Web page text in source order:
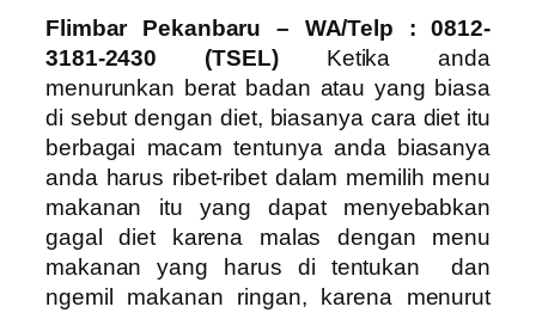
Flimbar Pekanbaru – WA/Telp : 0812-
3181-2430 (TSEL)Ketika anda
menurunkan berat badan atau yang biasa
di sebut dengan diet, biasanya cara diet itu
berbagai macam tentunya anda biasanya
anda harus ribet-ribet dalam memilih menu
makanan itu yang dapat menyebabkan
gagal diet karena malas dengan menu
makanan yang harus di tentukan dan
ngemil makanan ringan, karena menurut